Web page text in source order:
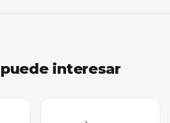
interesar